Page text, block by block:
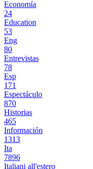
Economía
24
Education
53
Eng
80
Entrevistas
78
Esp
171
Espectáculo
870
Historias
465
Información
1313
Ita
7896
Italiani all'estero